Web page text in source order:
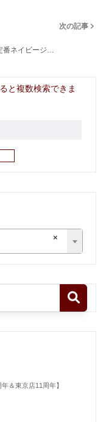
次の記事
番ネイビージ…
と複数検索できま
×
＆東京店11周年】